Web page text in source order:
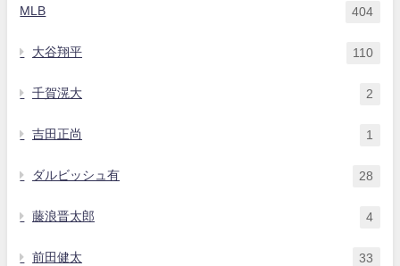
MLB 404
大谷翔平 110
千賀滉大 2
吉田正尚 1
ダルビッシュ有 28
藤浪晋太郎 4
前田健太 33